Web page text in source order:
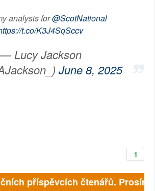
analysis for@ScotNational
t.co/K3J4SqSccv
— Lucy Jackson
June 8, 2025
1
příspěvcích čtenářů. Prosíme,